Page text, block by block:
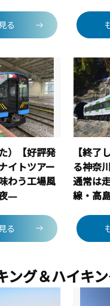
る
）【好評発
イトツアー
わう工場風
―
る
【終了
る神奈
通常は
線・高
ング＆ハイキ